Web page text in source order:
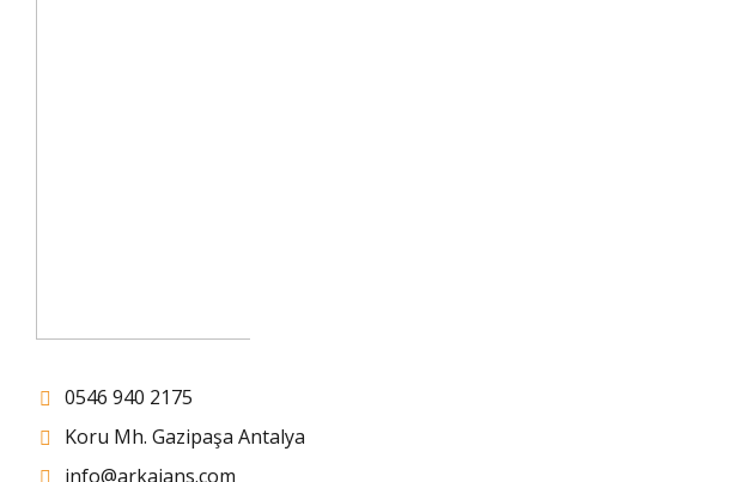
0546 940 2175
Koru Mh. Gazipaşa Antalya
info@arkajans.com